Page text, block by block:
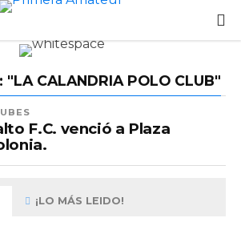
"LA CALANDRIA POLO CLUB"
F.C. venció a Plaza
¡LO MÁS LEIDO!